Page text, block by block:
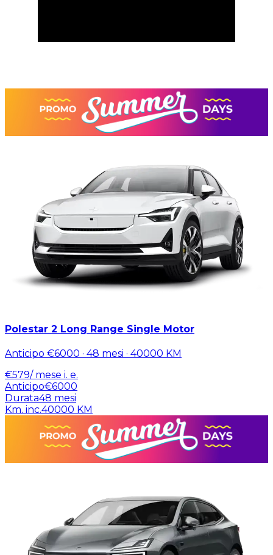
Polestar 2 Long Range Single Motor
Anticipo €6000 · 48 mesi · 40000 KM
€579/ mese i. e.
Anticipo€6000
Durata48 mesi
Km. inc.40000 KM